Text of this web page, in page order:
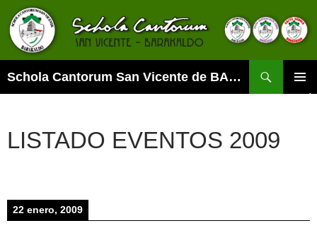
Schola Cantorum San Vicente de BARAKALDO
LISTADO EVENTOS 2009
22 enero, 2009